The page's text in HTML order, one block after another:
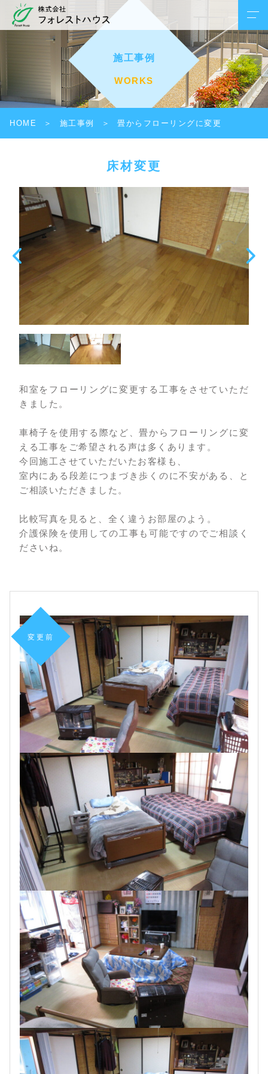
施工事例
WORKS
HOME 施工事例 畳からフローリングに変更
床材変更
和室をフローリングに変更する工事をさせていただ
きました。
車椅子を使用する際など、畳からフローリングに変
える工事をご希望される声は多くあります。
今回施工させていただいたお客様も、
室内にある段差につまづき歩くのに不安がある、と
ご相談いただきました。
比較写真を見ると、全く違うお部屋のよう。
介護保険を使用しての工事も可能ですのでご相談く
ださいね。
変更前